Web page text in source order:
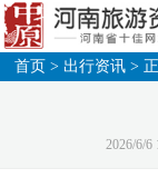
首页 >出行资讯 >
2026/6/6